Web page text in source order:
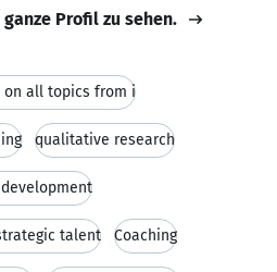
Profil zu sehen.
on all topics from i
qualitative research
talent Coaching